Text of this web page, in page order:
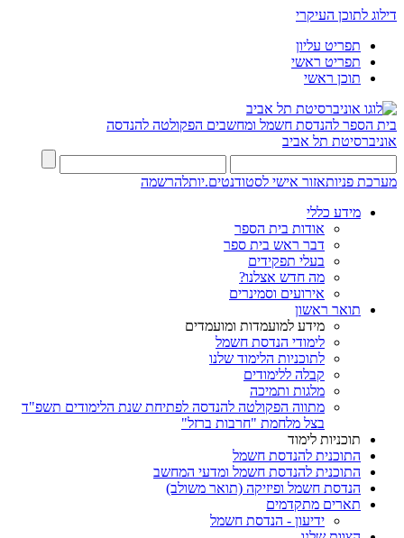
דילוג לתוכן העיקרי
תפריט עליון
תפריט ראשי
תוכן ראשי
בית הספר להנדסת חשמל ומחשבים הפקולטה להנדסה
אוניברסיטת תל אביב
מערכת פניותאזור אישי לסטודנטים.יותלהרשמה
מידע כללי
אודות בית הספר
דבר ראש בית ספר
בעלי תפקידים
מה חדש אצלנו?
אירועים וסמינרים
תואר ראשון
מידע למועמדות ומועמדים
לימודי הנדסת חשמל
לתוכניות הלימוד שלנו
קבלה ללימודים
מלגות ותמיכה
מתווה הפקולטה להנדסה לפתיחת שנת הלימודים תשפ"ד
בצל מלחמת "חרבות ברזל"
תוכניות לימוד
התוכנית להנדסת חשמל
התוכנית להנדסת חשמל ומדעי המחשב
הנדסת חשמל ופיזיקה (תואר משולב)
תארים מתקדמים
ידיעון - הנדסת חשמל